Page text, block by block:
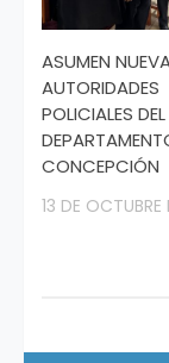
ASUMEN
AUTORIDADES
POLICIALES DEL
CONCEPCIÓN
13 DE